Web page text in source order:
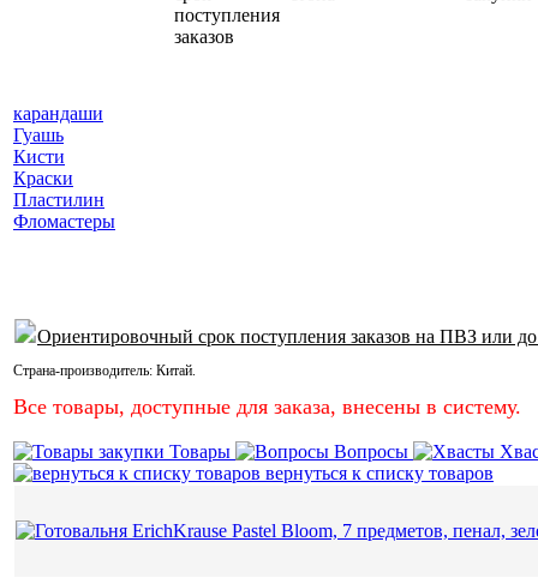
карандаши
Гуашь
Кисти
Краски
Пластилин
Фломастеры
Ориентировочный срок поступления заказов на ПВЗ или
Страна-производитель: Китай.
Все товары, доступные для заказа, внесены в систему.
Товары Вопросы
вернуться к списку товаров